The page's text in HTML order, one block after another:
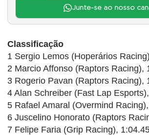
Junte-se ao nosso
Classificação
1 Sergio Lemos (Hoperários
2 Marcio Affonso (Raptors Racing),
3 Rogerio Pavan (Raptors Racing),
4 Alan Schreiber (Fast Lap
5 Rafael Amaral (Overmind
6 Juscelino Honorato (Raptors
7 Felipe Faria (Grip Racing),